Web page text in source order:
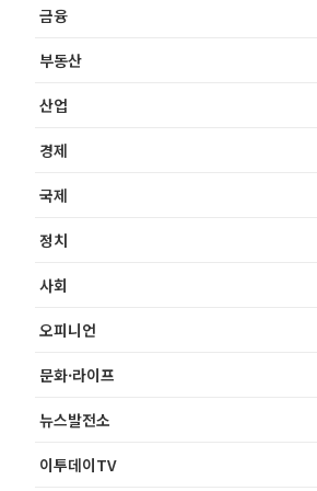
금융
부동산
산업
경제
국제
정치
사회
오피니언
문화·라이프
뉴스발전소
이투데이TV